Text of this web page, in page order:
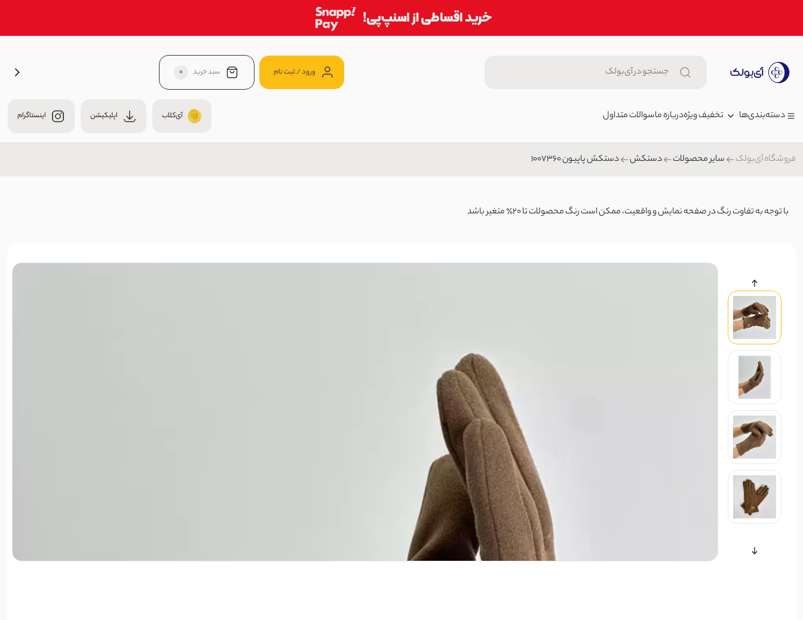
ورود / ثبت نام سبد خرید 0
دسته‌بندی‌ها
زنانه
بچگانه
حراجی
تخفیف ویژهدرباره ماسوالات متداول آی‌کلاب اپلیکیشن اینستاگرام
فروشگاه آی‌بولک سایر محصولات دستکش دستکش پاپیون 1007360
با توجه به تفاوت رنگ در صفحه نمایش و واقعیت، ممکن است رنگ محصولات تا ۲۰٪ متغیر باشد